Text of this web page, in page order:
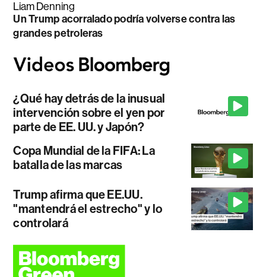
Liam Denning
Un Trump acorralado podría volverse contra las
grandes petroleras
¿Qué hay detrás de la inusual
intervención sobre el yen por
parte de EE. UU. y Japón?
Copa Mundial de la FIFA: La
batalla de las marcas
Trump afirma que EE.UU.
"mantendrá el estrecho" y lo
controlará